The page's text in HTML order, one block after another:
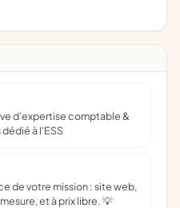
à l'ESS
et à prix libre. 💡